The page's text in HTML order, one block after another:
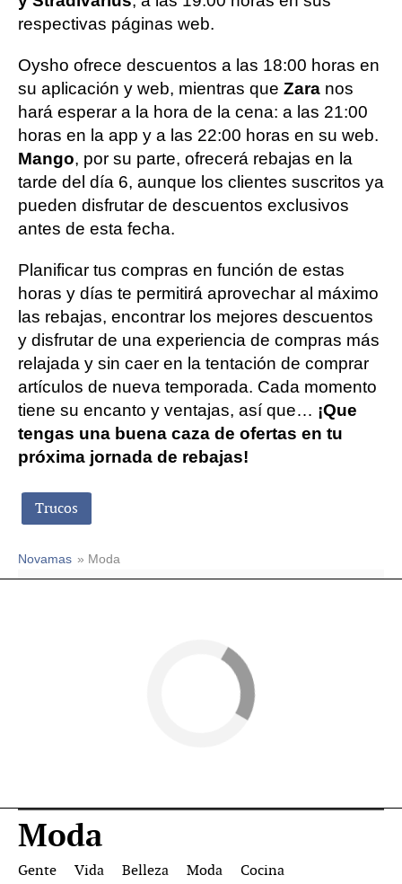
respectivas páginas web.
Oysho ofrece descuentos a las 18:00 horas en
su aplicación y web, mientras que Zara nos
hará esperar a la hora de la cena: a las 21:00
horas en la app y a las 22:00 horas en su web.
Mango, por su parte, ofrecerá rebajas en la
tarde del día 6, aunque los clientes suscritos ya
pueden disfrutar de descuentos exclusivos
antes de esta fecha.
Planificar tus compras en función de estas
horas y días te permitirá aprovechar al máximo
las rebajas, encontrar los mejores descuentos
y disfrutar de una experiencia de compras más
relajada y sin caer en la tentación de comprar
artículos de nueva temporada. Cada momento
tiene su encanto y ventajas, así que… ¡Que
tengas una buena caza de ofertas en tu
próxima jornada de rebajas!
Trucos
Novamas » Moda
Moda
Gente Vida Belleza Moda Cocina